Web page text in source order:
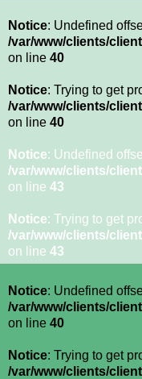
Notice: Undefined
/var/www/clients/
on line 40
Notice: Trying to get
/var/www/clients/
on line 40
Notice: Undefined
/var/www/clients/
on line 43
Notice: Trying to get
/var/www/clients/
on line 43
Notice: Undefined
/var/www/clients/
on line 40
Notice: Trying to get
/var/www/clients/